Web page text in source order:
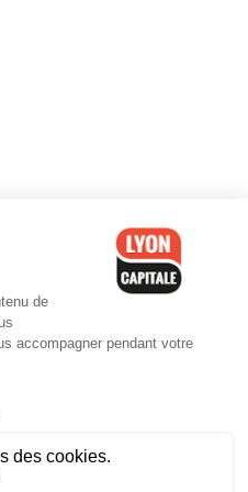
-CGV-Politique de